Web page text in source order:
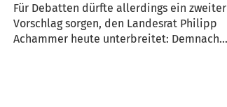
Für Debatten dürfte allerdings ein zweiter
Vorschlag sorgen, den Landesrat Philipp
Achammer heute unterbreitet: Demnach